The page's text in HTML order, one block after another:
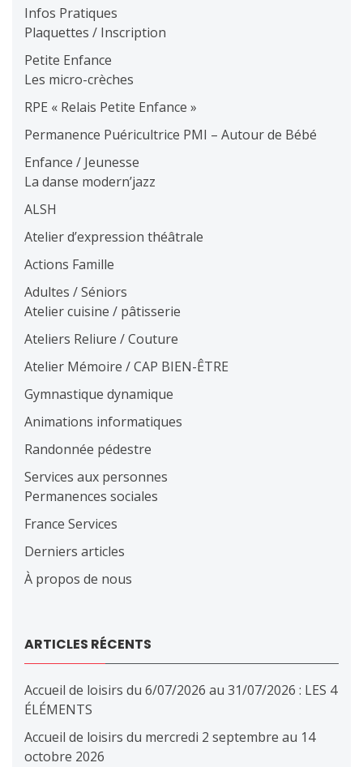
Infos Pratiques
Plaquettes / Inscription
Petite Enfance
Les micro-crèches
RPE « Relais Petite Enfance »
Permanence Puéricultrice PMI – Autour de Bébé
Enfance / Jeunesse
La danse modern’jazz
ALSH
Atelier d’expression théâtrale
Actions Famille
Adultes / Séniors
Atelier cuisine / pâtisserie
Ateliers Reliure / Couture
Atelier Mémoire / CAP BIEN-ÊTRE
Gymnastique dynamique
Animations informatiques
Randonnée pédestre
Services aux personnes
Permanences sociales
France Services
Derniers articles
À propos de nous
ARTICLES RÉCENTS
Accueil de loisirs du 6/07/2026 au 31/07/2026 : LES 4
ÉLÉMENTS
Accueil de loisirs du mercredi 2 septembre au 14
octobre 2026